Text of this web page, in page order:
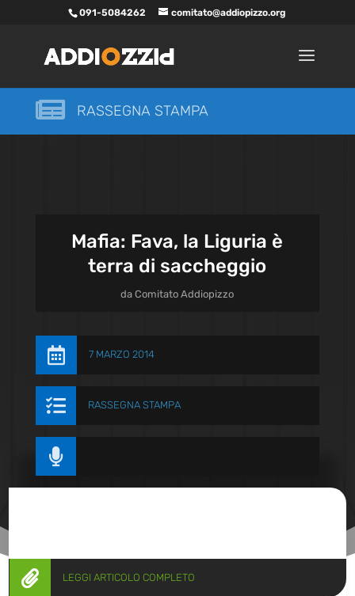
091-5084262 comitato@addiopizzo.org
 RASSEGNA STAMPA
Mafia: Fava, la Liguria è
terra di saccheggio
daComitato Addiopizzo
 7 MARZO 2014
 RASSEGNA STAMPA

 LEGGI ARTICOLO COMPLETO